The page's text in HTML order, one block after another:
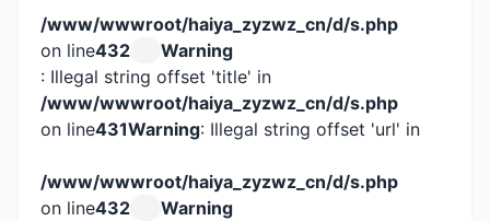
/www/wwwroot/haiya_zyzwz_cn/d/s.php
on line432
Warning
: Illegal string offset 'title' in
/www/wwwroot/haiya_zyzwz_cn/d/s.php
on line431Warning: Illegal string offset 'url' in
/www/wwwroot/haiya_zyzwz_cn/d/s.php
on line432
Warning